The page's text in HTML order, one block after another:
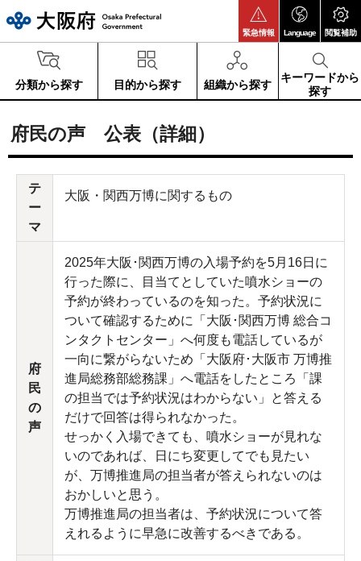
緊急情報 Language 閲覧補助
分類から探す 目的から探す 組織から探す
キーワードから
探す
府民の声 公表（詳細）
テ
ー
マ
大阪・関西万博に関するもの
府
民
の
声
2025年大阪･関西万博の入場予約を5月16日に
行った際に、目当てとしていた噴水ショーの
予約が終わっているのを知った。予約状況に
ついて確認するために「大阪･関西万博 総合コ
ンタクトセンター」へ何度も電話しているが
一向に繋がらないため「大阪府･大阪市 万博推
進局総務部総務課」へ電話をしたところ「課
の担当では予約状況はわからない」と答える
だけで回答は得られなかった。
せっかく入場できても、噴水ショーが見れな
いのであれば、日にち変更してでも見たい
が、万博推進局の担当者が答えられないのは
おかしいと思う。
万博推進局の担当者は、予約状況について答
えれるように早急に改善するべきである。